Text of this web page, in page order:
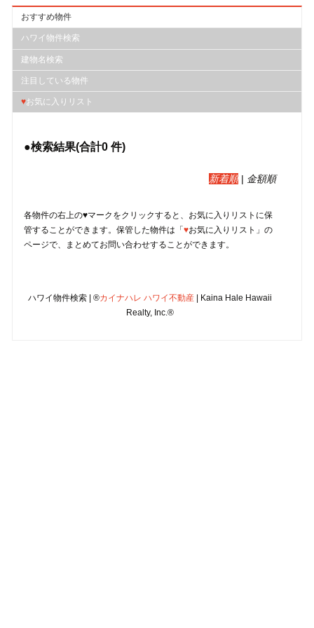
おすすめ物件
ハワイ物件検索
建物名検索
注目している物件
♥お気に入りリスト
●検索結果(合計0 件)
新着順| 金額順
各物件の右上の♥マークをクリックすると、︎お気に入りリストに保
管することができます。保管した物件は「♥お気に入りリスト」の
ページで、まとめてお問い合わせすることができます。
ハワイ物件検索 | ®カイナハレ ハワイ不動産 | Kaina Hale Hawaii
Realty, Inc.®